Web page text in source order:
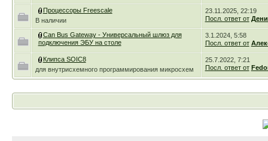
Процессоры Freescale
В наличии
23.11.2025, 22:19
Посл. ответ от
Can Bus Gateway - Универсальный шлюз для
подключения ЭБУ на столе
3.1.2024, 5:58
Посл. ответ от
Клипса SOIC8
для внутрисхемного программирования микросхем
25.7.2022, 7:21
Посл. ответ от